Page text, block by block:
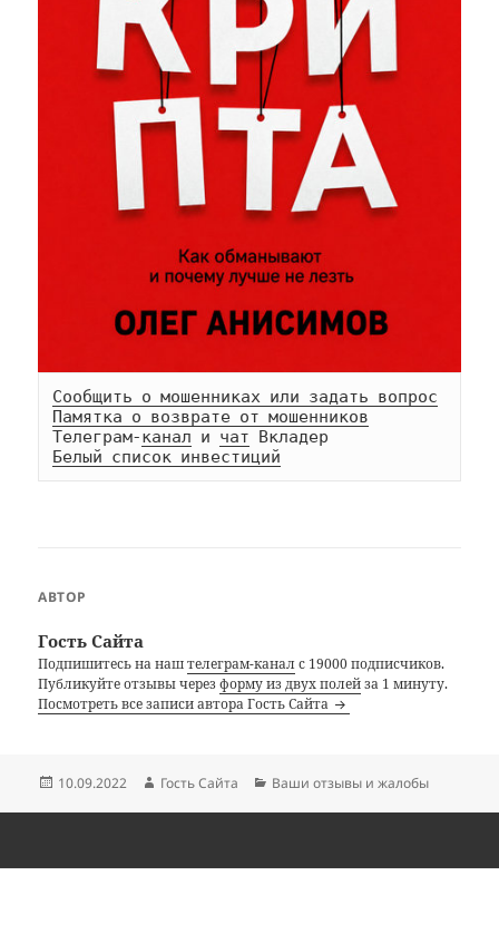
Сообщить о мошенниках или задать вопрос
Памятка о возврате от мошенников
Телеграм-канал и чат
Белый список инвестиций
АВТОР
Гость Сайта
Подпишитесь на наштелеграм-каналс 19000 подписчиков.
Публикуйте отзывы черезформу из двух полейза 1 минуту.
Посмотреть все записи автора Гость Сайта
Опубликовано
10.09.2022 Автор
Гость Сайта Рубрики
Ваши отзывы и жалобы